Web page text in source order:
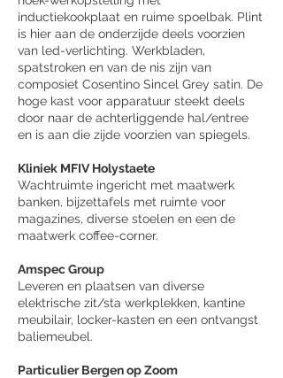
inductiekookplaat en ruime spoelbak. Plint
is hier aan de onderzijde deels voorzien
van led-verlichting. Werkbladen,
spatstroken en van de nis zijn van
composiet Cosentino Sincel Grey satin. De
hoge kast voor apparatuur steekt deels
door naar de achterliggende hal/entree
en is aan die zijde voorzien van spiegels.
Kliniek MFIV Holystaete
Wachtruimte ingericht met maatwerk
banken, bijzettafels met ruimte voor
magazines, diverse stoelen en een de
maatwerk coffee-corner.
Amspec Group
Leveren en plaatsen van diverse
elektrische zit/sta werkplekken, kantine
meubilair, locker-kasten en een ontvangst
baliemeubel.
Particulier Bergen op Zoom